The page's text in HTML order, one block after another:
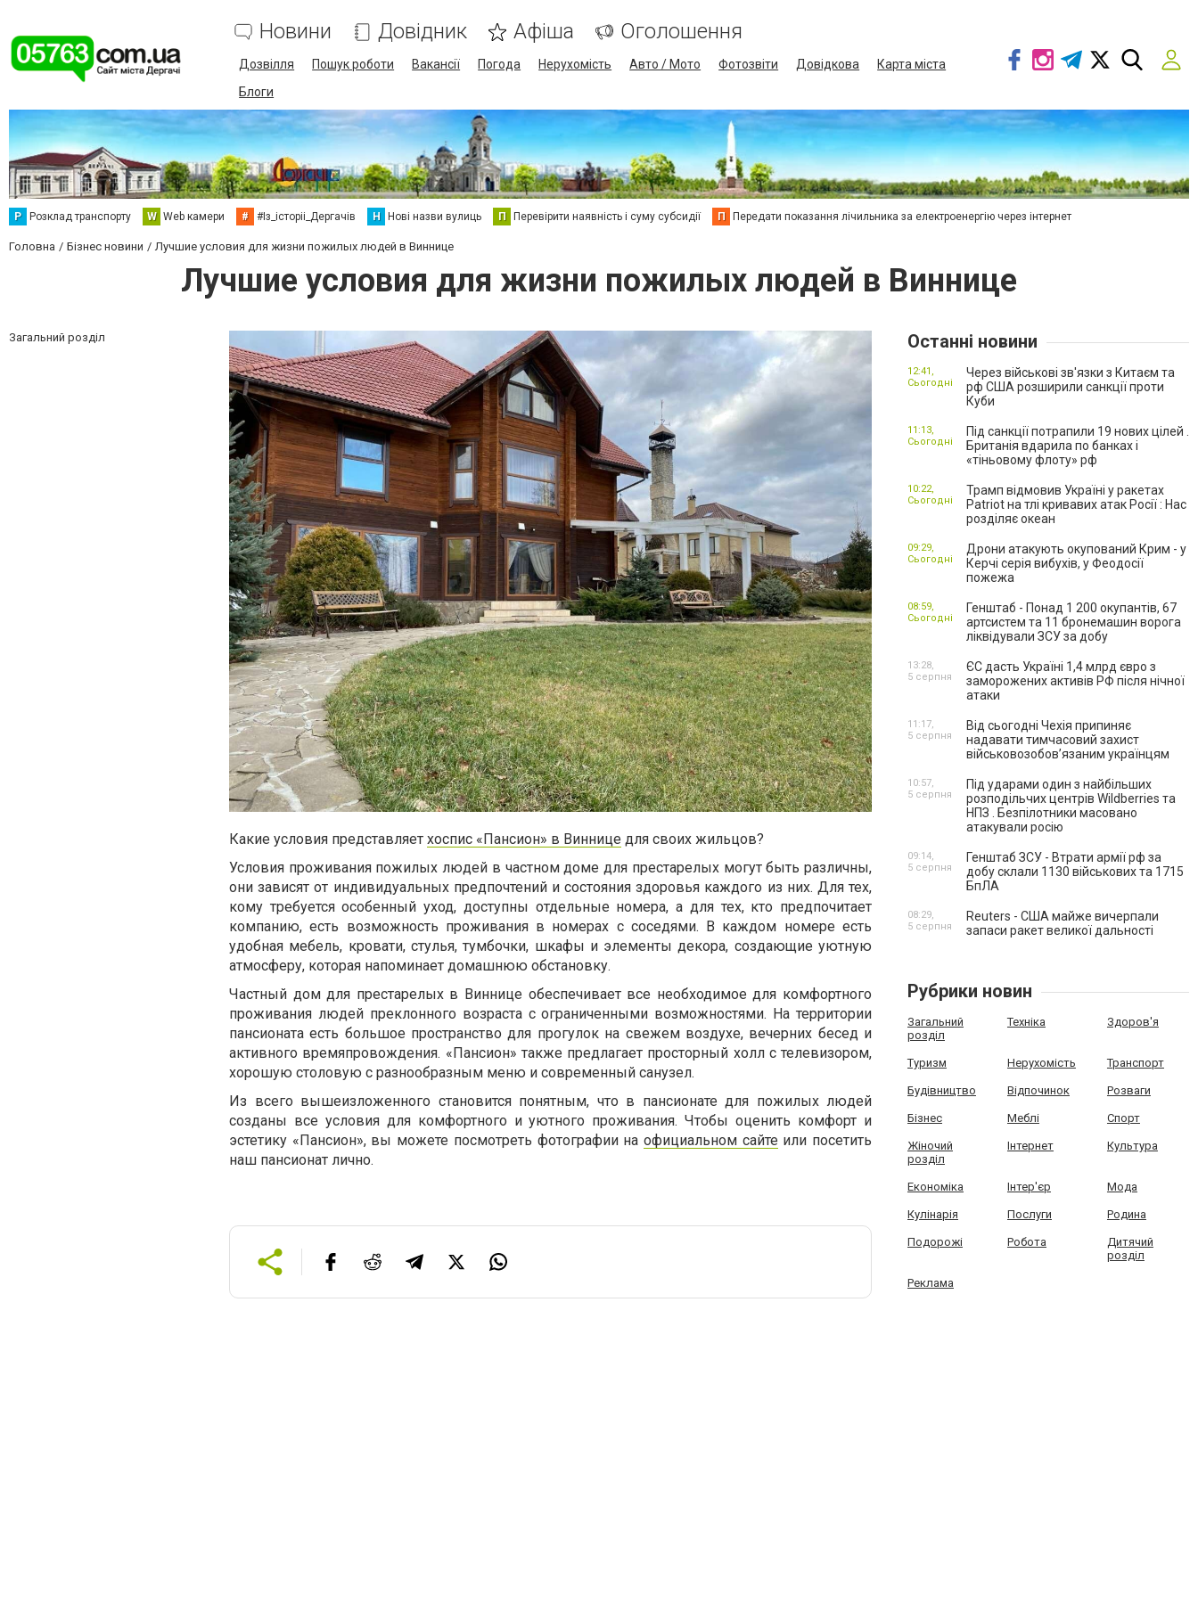
Новини Довідник Афіша Оголошення
Дозвілля Пошук роботи Вакансії Погода Нерухомість Авто / Мото Фотозвіти Довідкова
Карта міста
Блоги
Р Розклад транспорту W Web камери # #Із_історіі_Дергачів Н Нові назви вулиць П Перевірити наявність і суму субсидії П Передати показання лічильника за електроенергію через інтернет
Головна Бізнес новини Лучшие условия для жизни пожилых людей в Виннице
Лучшие условия для жизни пожилых людей в Виннице
Загальний розділ
Какие условия представляет хоспис «Пансион» в Виннице для своих жильцов?
Условия проживания пожилых людей в частном доме для престарелых могут быть различны,
они зависят от индивидуальных предпочтений и состояния здоровья каждого из них. Для тех,
кому требуется особенный уход, доступны отдельные номера, а для тех, кто предпочитает
компанию, есть возможность проживания в номерах с соседями. В каждом номере есть
удобная мебель, кровати, стулья, тумбочки, шкафы и элементы декора, создающие уютную
атмосферу, которая напоминает домашнюю обстановку.
Частный дом для престарелых в Виннице обеспечивает все необходимое для комфортного
проживания людей преклонного возраста с ограниченными возможностями. На территории
пансионата есть большое пространство для прогулок на свежем воздухе, вечерних бесед и
активного времяпровождения. «Пансион» также предлагает просторный холл с телевизором,
хорошую столовую с разнообразным меню и современный санузел.
Из всего вышеизложенного становится понятным, что в пансионате для пожилых людей
созданы все условия для комфортного и уютного проживания. Чтобы оценить комфорт и
эстетику «Пансион», вы можете посмотреть фотографии на официальном сайте или посетить
наш пансионат лично.
Останні новини
Через військові зв'язки з Китаєм та
рф США розширили санкції проти
Куби
12:41,
Сьогодні
Під санкції потрапили 19 нових цілей .
Британія вдарила по банках і
«тіньовому флоту» рф
11:13,
Сьогодні
Трамп відмовив Україні у ракетах
Patriot на тлі кривавих атак Росії : Нас
розділяє океан
10:22,
Сьогодні
Дрони атакують окупований Крим - у
Керчі серія вибухів, у Феодосії
пожежа
09:29,
Сьогодні
Генштаб - Понад 1 200 окупантів, 67
артсистем та 11 бронемашин ворога
ліквідували ЗСУ за добу
08:59,
Сьогодні
ЄС дасть Україні 1,4 млрд євро з
заморожених активів РФ після нічної
атаки
13:28,
5 серпня
Від сьогодні Чехія припиняє
надавати тимчасовий захист
військовозобов’язаним українцям
11:17,
5 серпня
Під ударами один з найбільших
розподільчих центрів Wildberries та
НПЗ . Безпілотники масовано
атакували росію
10:57,
5 серпня
Генштаб ЗСУ - Втрати армії рф за
добу склали 1130 військових та 1715
БпЛА
09:14,
5 серпня
Reuters - США майже вичерпали
запаси ракет великої дальності
08:29,
5 серпня
Рубрики новин
Загальний
розділ
Техніка Здоров'я
Туризм Нерухомість Транспорт
Будівництво Відпочинок Розваги
Бізнес Меблі Спорт
Жіночий
розділ
Інтернет Культура
Економіка Інтер'єр Мода
Кулінарія Послуги Родина
Подорожі Робота
Дитячий
розділ
Реклама